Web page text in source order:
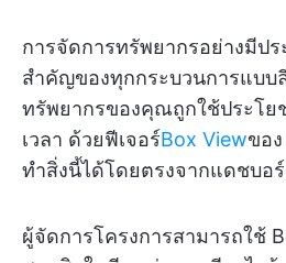
การจัดการทรัพยากรอย่างมีป
สำคัญของทุกกระบวนการแบ
ทรัพยากรของคุณถูกใช้ประโย
เวลา ด้วยฟีเจอร์Box Viewขอ
ทำสิ่งนี้ได้โดยตรงจากแดชบอ
ผู้จัดการโครงการสามารถใช้